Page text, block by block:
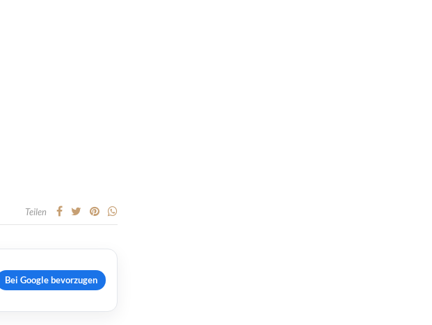
Teilen
Bei Google bevorzugen